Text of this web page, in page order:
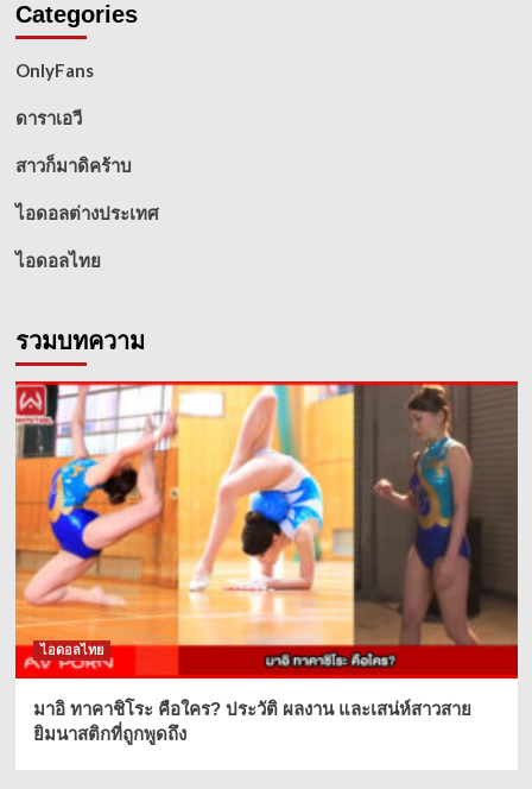
Categories
OnlyFans
ดาราเอวี
สาวก็มาดิคร้าบ
ไอดอลต่างประเทศ
ไอดอลไทย
รวมบทความ
ไอดอลไทย
มาอิ ทาคาชิโระ คือใคร? ประวัติ ผลงาน และเสน่ห์สาวสาย
ยิมนาสติกที่ถูกพูดถึง